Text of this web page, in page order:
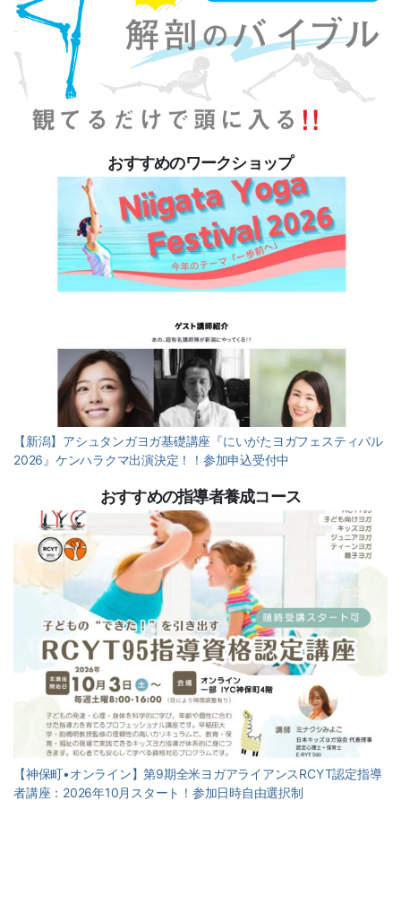
おすすめのワークショップ
【新潟】アシュタンガヨガ基礎講座『にいがたヨガフェスティバル
2026』ケンハラクマ出演決定！！参加申込受付中
おすすめの指導者養成コース
【神保町•オンライン】第9期全米ヨガアライアンスRCYT認定指導
者講座：2026年10月スタート！参加日時自由選択制